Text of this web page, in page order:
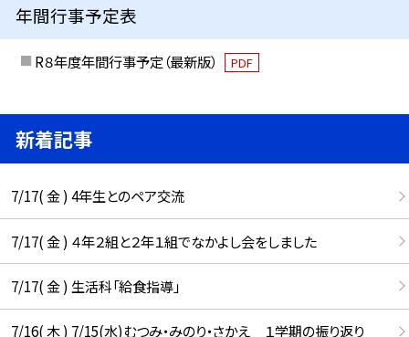
年間行事予定表
R８年度年間行事予定（最新版） PDF
新着記事
7/17( 金 ) 4年生とのペア交流
7/17( 金 ) ４年２組と２年１組でなかよし会をしました
7/17( 金 ) 生活科「給食指導」
7/16( 木 ) 7/15(水)むつみ・みのり・さかえ １学期の振り返り